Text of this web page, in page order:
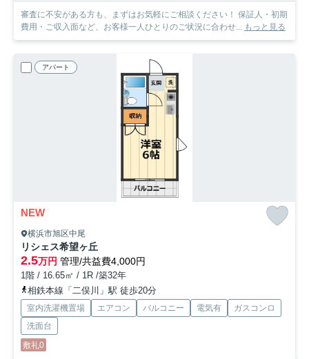
審査に不安がある方も、まずはお気軽にご相談ください！ 保証人・初期
費用・ご収入面など、お客様一人ひとりのご状況に合わせ... もっと見る
アパート
NEW
横浜市旭区中尾
リシェス希望ヶ丘
2.5万円 管理/共益費4,000円
1階 / 16.65㎡ / 1R /築32年
相鉄本線「二俣川」駅 徒歩20分
室内洗濯機置場 エアコン バルコニー 電気有
ガスコンロ
洗面台
敷礼0